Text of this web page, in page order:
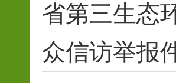
省第三生态
众信访举报